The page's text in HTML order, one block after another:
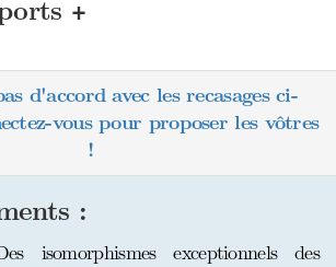
+
d'accord avec les recasages ci-
vous pour proposer les vôtres
!
:
isomorphismes exceptionnels des